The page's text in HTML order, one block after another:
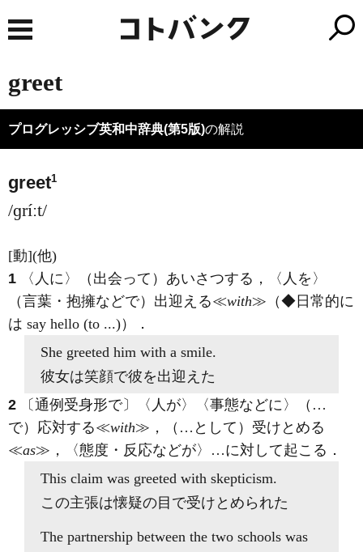
greet
プログレッシブ英和中辞典(第5版)の解説
greet1
/ɡríːt/
[動](他)
1 〈人に〉（出会って）あいさつする，〈人を〉
（言葉・抱擁などで）出迎える≪with≫（◆日常的に
は say hello (to ...)）
．
She greeted him with a smile.
彼女は笑顔で彼を出迎えた
2 〔通例受身形で〕〈人が〉〈事態などに〉（…
で）応対する≪with≫，（…として）受けとめる
≪as≫，〈態度・反応などが〉…に対して起こる ．
This claim was greeted with skepticism.
この主張は懐疑の目で受けとめられた
The partnership between the two schools was